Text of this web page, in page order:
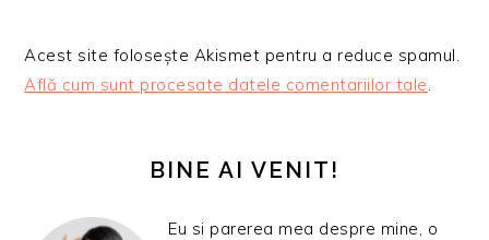
Acest site folosește Akismet pentru a reduce spamul.
Află cum sunt procesate datele comentariilor tale.
PRINCIPALĂBINE AI VENIT!
Eu si parerea mea despre mine, o